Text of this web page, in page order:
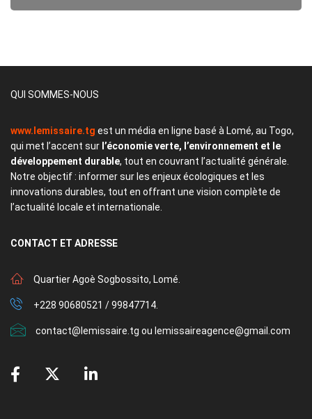
QUI SOMMES-NOUS
www.lemissaire.tg est un média en ligne basé à Lomé, au Togo,
qui met l’accent sur l’économie verte, l’environnement et le
développement durable, tout en couvrant l’actualité générale.
Notre objectif : informer sur les enjeux écologiques et les
innovations durables, tout en offrant une vision complète de
l’actualité locale et internationale.
CONTACT ET ADRESSE
Quartier Agoè Sogbossito, Lomé.
+228 90680521 / 99847714.
contact@lemissaire.tg ou lemissaireagence@gmail.com